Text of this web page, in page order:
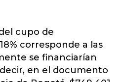
cupo de
corresponde a las
se financiarían
en el documento